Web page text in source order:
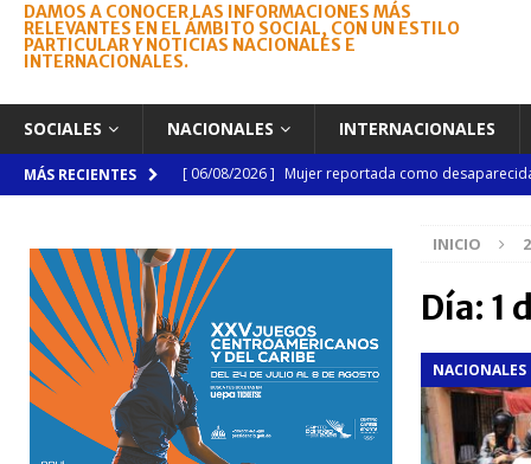
DAMOS A CONOCER LAS INFORMACIONES MÁS
RELEVANTES EN EL ÁMBITO SOCIAL, CON UN ESTILO
PARTICULAR Y NOTICIAS NACIONALES E
INTERNACIONALES.
SOCIALES NACIONALES INTERNACIONALES
MÁS RECIENTES [ 06/08/2026 ] Mujer reportada como
[ 05/08/2026 ] Meta RD 2036 reúne a Gobierno,
nacional
[ 05/08/2026 ] Lactancia materna fortalece la
[ 05/08/2026 ] TRAE incorpora 29 autobuses para
NACIONALES
[ 05/08/2026 ]
Santo Domingo celebra 528 años
INICIO
Día: 1
NACIONALES